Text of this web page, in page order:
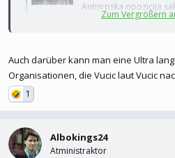
Antisrpska opozicija
organizovala je
glavni urednik
okupljenih je bilo oko
wird Vucic fliehen? was sagt sein
Zum Vergrößern
Auch darüber kann man eine Ultra
Organisationen, die Vucic laut Vucic
1
Albokings24
Atministraktor